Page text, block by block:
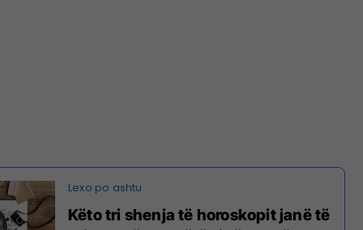
Këto tri shenja të horoskopit janë të